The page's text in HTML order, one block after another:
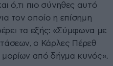
ό,τι πιο σύνηθες αυτό
τον οποίο η επίσημη
τα εξής: «Σύμφωνα με
ο Κάρλες Πέρεθ
από δήγμα κυνός».